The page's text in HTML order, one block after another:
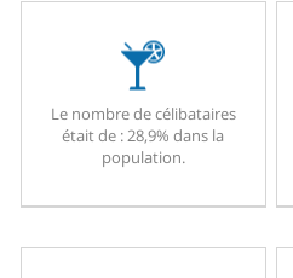
Le nombre de célibataires
était de : 28,9% dans la
population.